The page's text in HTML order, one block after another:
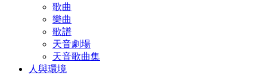
歌曲
樂曲
歌譜
天音劇場
天音歌曲集
人與環境